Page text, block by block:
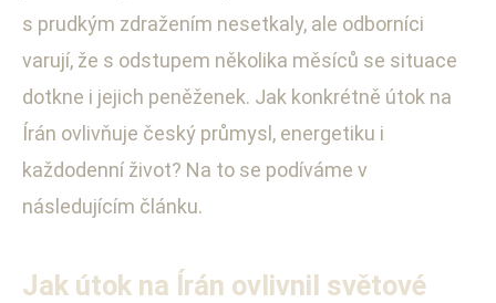
s prudkým zdražením nesetkaly, ale odborníci
varují, že s odstupem několika měsíců se situace
dotkne i jejich peněženek. Jak konkrétně útok na
Írán ovlivňuje český průmysl, energetiku i
každodenní život? Na to se podíváme v
následujícím článku.
Jak útok na Írán ovlivnil světové